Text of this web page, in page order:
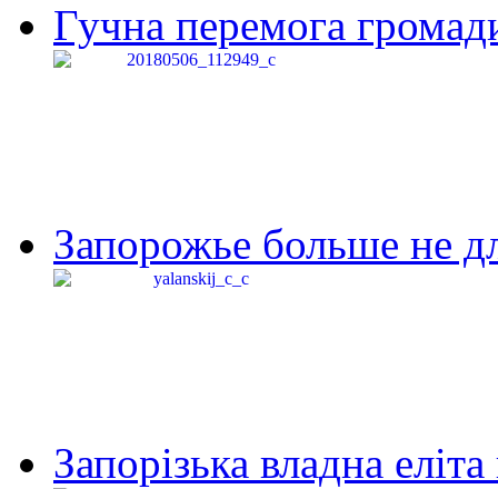
Гучна перемога
Запорожье больше не
Запорізька владна